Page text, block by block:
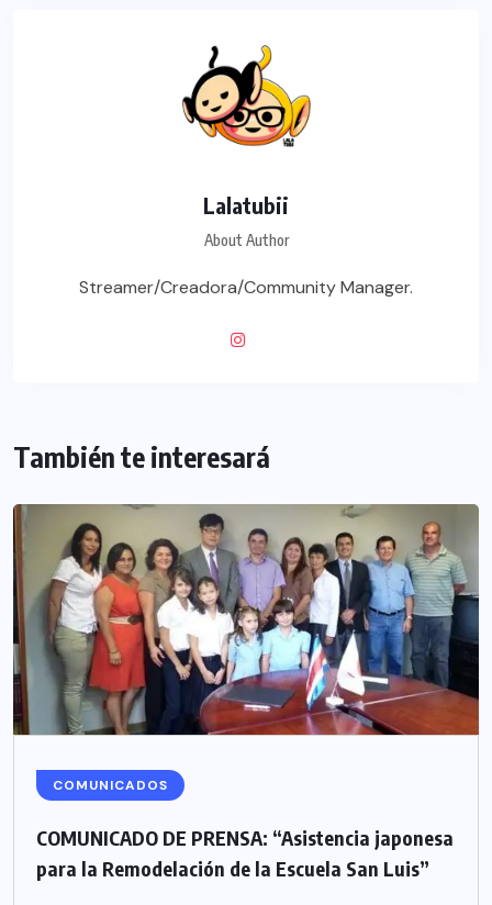
Lalatubii
About Author
Streamer/Creadora/Community Manager.
También te interesará
COMUNICADOS
COMUNICADO DE PRENSA: “Asistencia japonesa
para la Remodelación de la Escuela San Luis”